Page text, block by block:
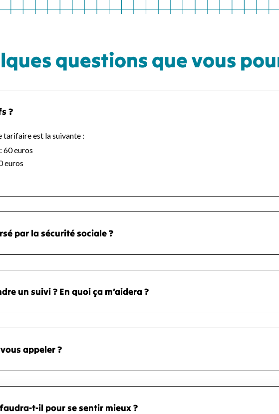
questions que vous
?
est la suivante :
60 euros
euros
par la sécurité sociale ?
un suivi ? En quoi ça m’aidera ?
appeler ?
t-il pour se sentir mieux ?